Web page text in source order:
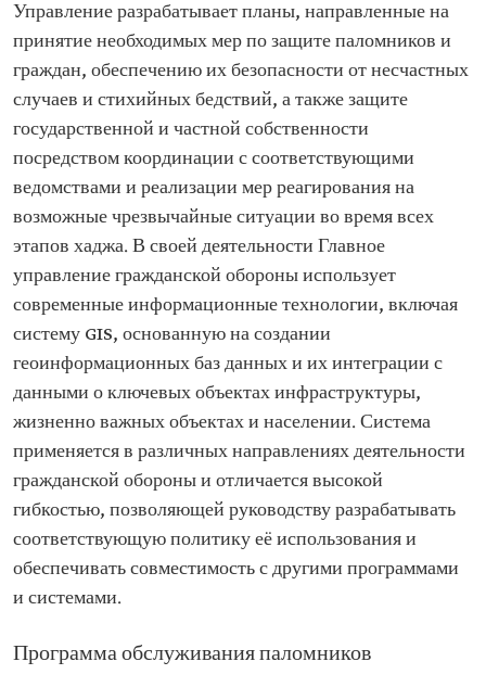
Управление разрабатывает планы, направленные на
принятие необходимых мер по защите паломников и
граждан, обеспечению их безопасности от несчастных
случаев и стихийных бедствий, а также защите
государственной и частной собственности
посредством координации с соответствующими
ведомствами и реализации мер реагирования на
возможные чрезвычайные ситуации во время всех
этапов хаджа. В своей деятельности Главное
управление гражданской обороны использует
современные информационные технологии, включая
систему GIS, основанную на создании
геоинформационных баз данных и их интеграции с
данными о ключевых объектах инфраструктуры,
жизненно важных объектах и населении. Система
применяется в различных направлениях деятельности
гражданской обороны и отличается высокой
гибкостью, позволяющей руководству разрабатывать
соответствующую политику её использования и
обеспечивать совместимость с другими программами
и системами.
Программа обслуживания паломников